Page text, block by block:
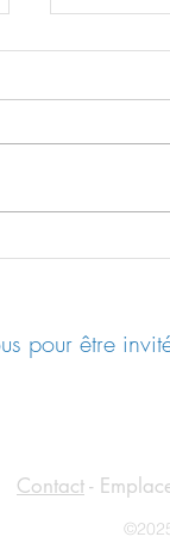
pour être
Contact-